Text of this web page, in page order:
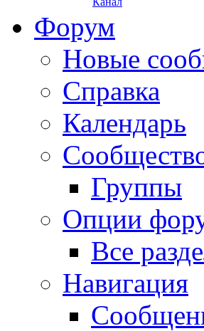
Форум
Новые
Справка
Календарь
Группы
Опции
Все
Навигация